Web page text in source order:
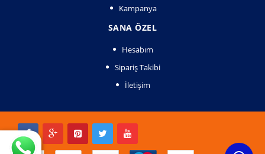
Kampanya
SANA ÖZEL
Hesabım
Sipariş Takibi
İletişim